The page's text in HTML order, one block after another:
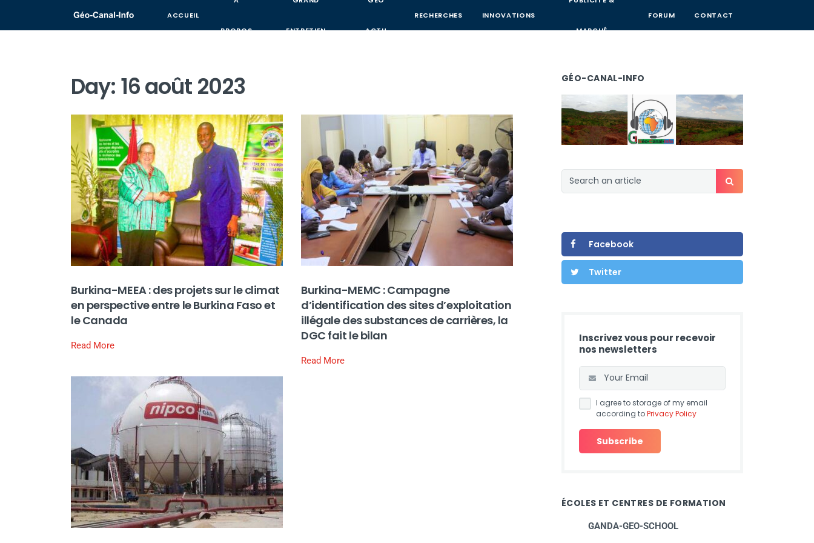
ACCUEIL
PROPOS ENTRETIEN ACTU
RECHERCHES INNOVATIONS
MARCHÉ
FORUM CONTACT
Day: 16 août 2023
Burkina-MEEA : des projets sur le climat
en perspective entre le Burkina Faso et
le Canada
Read More
Burkina-MEMC : Campagne
d’identification des sites d’exploitation
illégale des substances de carrières, la
DGC fait le bilan
Read More
GÉO-CANAL-INFO
Facebook
Twitter
Inscrivez vous pour recevoir
nos newsletters
I agree to storage of my email
according toPrivacy Policy
ÉCOLES ET CENTRES DE FORMATION
GANDA-GEO-SCHOOL